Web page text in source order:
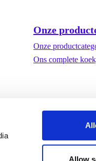
Allow
Onze
Onze
Ons complete